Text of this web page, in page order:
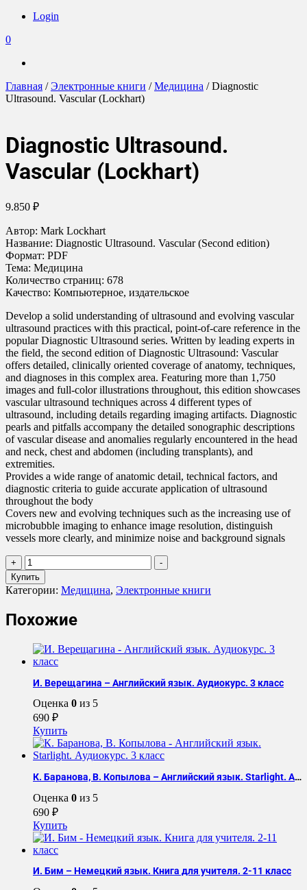
Login
0
Главная / Электронные книги /Медицина / Diagnostic
Ultrasound. Vascular (Lockhart)
Diagnostic Ultrasound.
Vascular (Lockhart)
9.850 ₽
Автор: Mark Lockhart
Название: Diagnostic Ultrasound. Vascular (Second edition)
Формат: PDF
Тема: Медицина
Количество страниц: 678
Качество: Компьютерное, издательское
Develop a solid understanding of ultrasound and evolving vascular
ultrasound practices with this practical, point-of-care reference in the
popular Diagnostic Ultrasound series. Written by leading experts in
the field, the second edition of Diagnostic Ultrasound: Vascular
offers detailed, clinically oriented coverage of anatomy, techniques,
and diagnoses in this complex area. Featuring more than 1,750
images and full-color illustrations throughout, this edition showcases
vascular ultrasound techniques across 4 different types of
ultrasound, including details regarding imaging artifacts. Diagnostic
pearls and pitfalls accompany the detailed sonographic descriptions
of vascular disease and anomalies regularly encountered in the head
and neck, chest and abdomen (including transplants), and
extremities.
Provides a wide range of anatomic detail, technical factors, and
diagnostic criteria to guide accurate application of ultrasound
throughout the body
Covers new and evolving techniques such as the increasing use of
microbubble imaging to enhance image resolution, distinguish
vessels more clearly, and minimize noise and background signals
+
Количество
товара
Diagnostic
Ultrasound.
(Lockhart)
-
Купить
Категории: Медицина, Электронные книги
Похожие
И. Верещагина – Английский язык. Аудиокурс. 3 класс
Оценка 0 из 5
690 ₽
Купить
К. Баранова, В. Копылова – Английский язык. Starlight. Аудиокурс. 3 класс
Оценка 0 из 5
690 ₽
Купить
И. Бим – Немецкий язык. Книга для учителя. 2-11 класс